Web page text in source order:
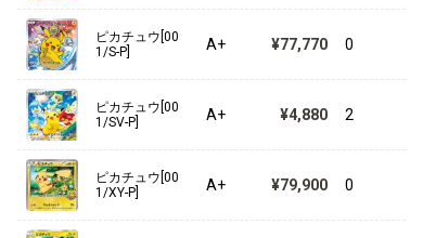
【BW】その他商品
【BW】プロモ
ピカチュウ[00
1/S-P]
A+ ¥77,770 0
ピカチュウ[00
1/SV-P]
A+ ¥4,880 2
ピカチュウ[00
1/XY-P]
A+ ¥79,900 0